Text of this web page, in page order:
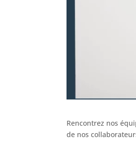
Rencontrez nos
de nos